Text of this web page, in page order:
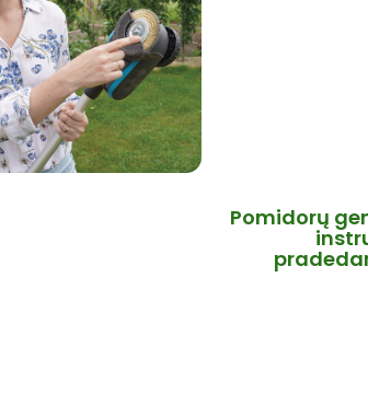
Pomidorų